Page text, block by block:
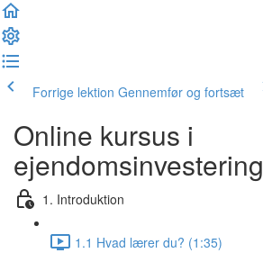
Forrige lektion Gennemfør og fortsæt
Online kursus i
ejendomsinvestering
1. Introduktion
1.1 Hvad lærer du? (1:35)